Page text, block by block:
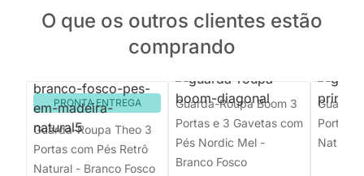
O que os outros clientes estão
comprando
PRONTA ENTREGA
Guarda-Roupa Theo 3
Portas com Pés Retrô
Natural - Branco Fosco
Guarda-Roupa Boom 3
Portas e 3 Gavetas com
Pés Nordic Mel -
Branco Fosco
Portas -
Naturale